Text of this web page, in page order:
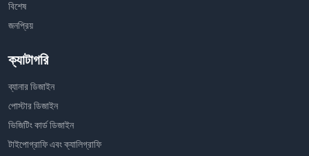
বিশেষ
জনপ্রিয়
ক্যাটাগরি
ব্যানার ডিজাইন
পোস্টার ডিজাইন
ভিজিটিং কার্ড ডিজাইন
টাইপোগ্রাফি এবং ক্যালিগ্রাফি